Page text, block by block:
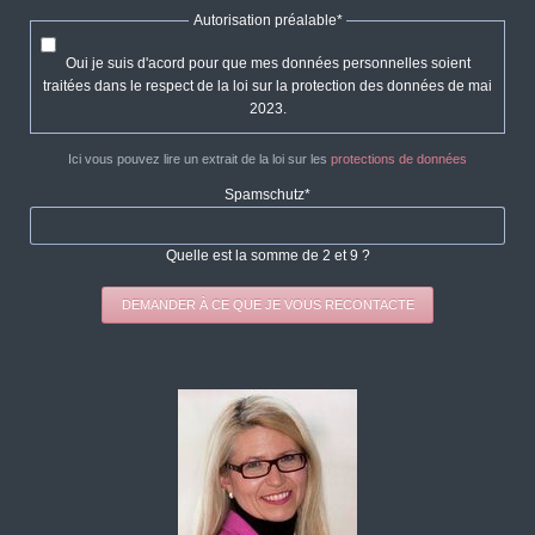
Champ
Autorisation préalable*
Oui je suis d'acord pour que mes données personnelles soient
traitées dans le respect de la loi sur la protection des données de mai
2023.
Ici vous pouvez lire un extrait de la loi sur les protections de données
Champ
Spamschutz*
Quelle est la somme de 2 et 9 ?
DEMANDER À CE QUE JE VOUS RECONTACTE